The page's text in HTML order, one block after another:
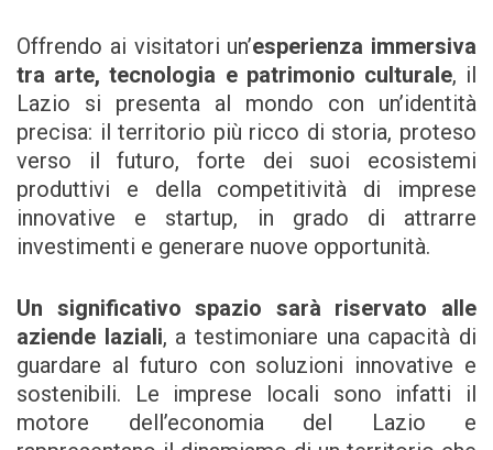
Offrendo ai visitatori un’esperienza immersiva
tra arte, tecnologia e patrimonio culturale, il
Lazio si presenta al mondo con un’identità
precisa: il territorio più ricco di storia, proteso
verso il futuro, forte dei suoi ecosistemi
produttivi e della competitività di imprese
innovative e startup, in grado di attrarre
investimenti e generare nuove opportunità.
Un significativo spazio sarà riservato alle
aziende laziali, a testimoniare una capacità di
guardare al futuro con soluzioni innovative e
sostenibili. Le imprese locali sono infatti il
motore dell’economia del Lazio e